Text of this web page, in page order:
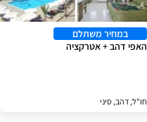
במחיר משתלם
האפי דהב + אטרקציה
חו"ל, דהב, סיני